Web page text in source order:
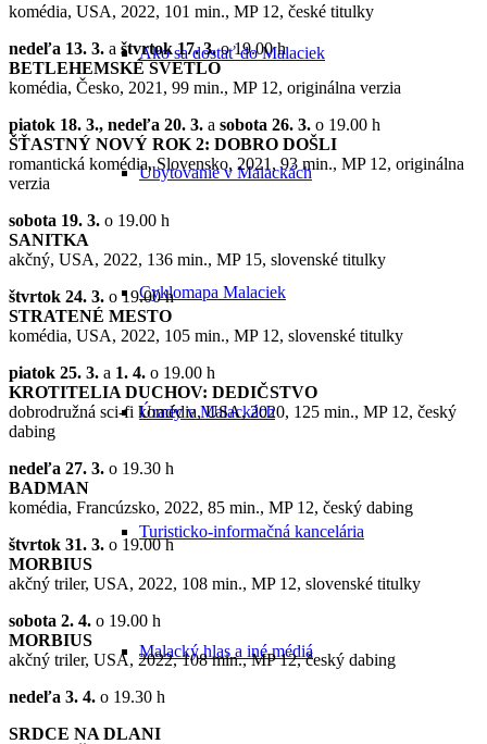
Ako sa dostať do Malaciek
Ubytovanie v Malackách
Cyklomapa Malaciek
Úrady v Malackách
Turisticko-informačná kancelária
Malacký hlas a iné médiá
komédia, USA, 2022, 101 min., MP 12, české titulky
nedeľa 13. 3. a štvrtok 17. 3.o 19.00 h
BETLEHEMSKÉ SVETLO
komédia, Česko, 2021, 99 min., MP 12, originálna verzia
piatok 18. 3., nedeľa 20. 3. a sobota 26. 3. o 19.00 h
ŠŤASTNÝ NOVÝ ROK 2: DOBRO DOŠLI
romantická komédia, Slovensko, 2021, 93 min., MP 12, originálna
verzia
sobota 19. 3. o 19.00 h
SANITKA
akčný, USA, 2022, 136 min., MP 15, slovenské titulky
štvrtok 24. 3. o 19.00 h
STRATENÉ MESTO
komédia, USA, 2022, 105 min., MP 12, slovenské titulky
piatok 25. 3. a 1. 4. o 19.00 h
KROTITELIA DUCHOV: DEDIČSTVO
dobrodružná sci-fi komédia, USA, 2020, 125 min., MP 12, český
dabing
nedeľa 27. 3. o 19.30 h
BADMAN
komédia, Francúzsko, 2022, 85 min., MP 12, český dabing
štvrtok 31. 3. o 19.00 h
MORBIUS
akčný triler, USA, 2022, 108 min., MP 12, slovenské titulky
sobota 2. 4. o 19.00 h
MORBIUS
akčný triler, USA, 2022, 108 min., MP 12, český dabing
nedeľa 3. 4. o 19.30 h
SRDCE NA DLANI